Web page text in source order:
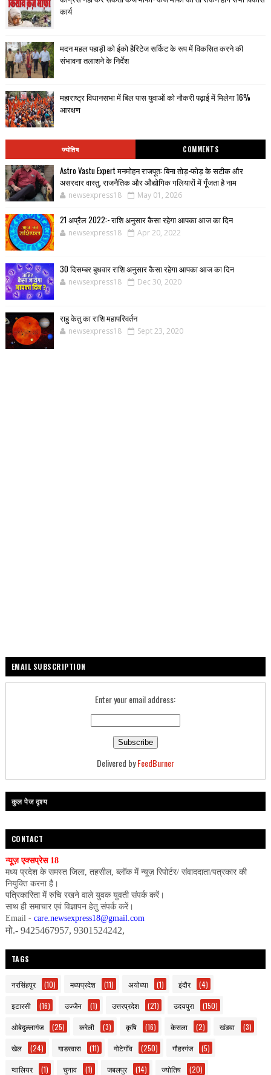
कार्य
मदन महल पहाड़ी को ईको हैरिटेज सर्किट के रूप में विकसित करने की
संभावना तलाशने के निर्देश
महाराष्ट्र विधानसभा में बिल पास युवाओं को नौकरी पढ़ाई में मिलेगा 16%
आरक्षण
ज्योतिष COMMENTS
Astro Vastu Expert मनमोहन राजपूत: बिना तोड़-फोड़ के सटीक और
असरदार वास्तु, राजनैतिक और औद्योगिक गलियारों में गूँजता है नाम
newsexpress18 May 01, 2026
21 अप्रैल 2022:- राशि अनुसार कैसा रहेगा आपका आज का दिन
newsexpress18 Apr 20, 2022
30 दिसम्बर बुधवार राशि अनुसार कैसा रहेगा आपका आज का दिन
newsexpress18 Dec 30, 2020
राहु केतु का राशि महापरिवर्तन
newsexpress18 Sept 23, 2020
EMAIL SUBSCRIPTION
Enter your email address:
Delivered byFeedBurner
कुल पेज दृश्य
CONTACT
न्यूज़ एक्सप्रेस 18
मध्य प्रदेश के समस्त जिला, तहसील, ब्लॉक में न्यूज़ रिपोर्टर/ संवाददाता/पत्रकार की
नियुक्ति करना है।
पत्रिकारिता में रुचि रखने वाले युवक युवती संपर्क करें।
साथ ही समाचार एवं विज्ञापन हेतु संपर्क करें।
Email - care.newsexpress18@gmail.com
मो.- 9425467957, 9301524242,
TAGS
नरसिंहपुर (10) मध्यप्रदेश (11) अयोध्या (1) इंदौर (4)
इटारसी (16) उज्जैन (1) उत्तरप्रदेश (21) उदयपुरा (150)
ओबेदुल्लागंज (25) करेली (3) कृषि (16) केसला (2) खंडवा (3)
खेल (24) गाडरवारा (11) गोटेगाँव (250) गौहरगंज (5)
ग्वालियर (1) चुनाव (1) जबलपुर (14) ज्योतिष (20)